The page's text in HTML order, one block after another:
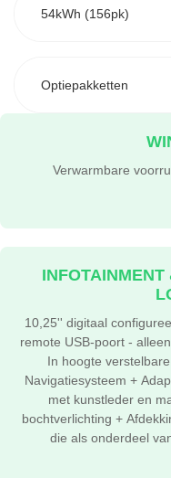
54kWh (156pk)
Optiepakketten
Verwarmbare
10,25'' digitaal
remote USB-poort -
In hoogte
Navigatiesysteem +
met kunstleder en
bochtverlichting +
die als onderdeel